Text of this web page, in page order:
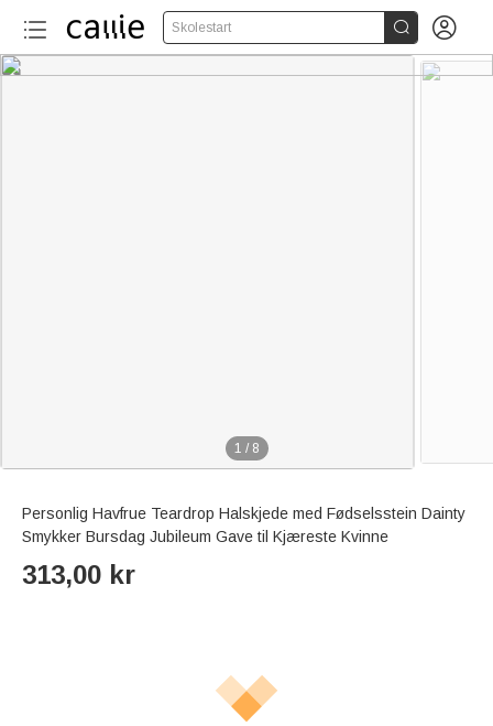
Skolestart  
1 / 8
Personlig Havfrue Teardrop Halskjede med Fødselsstein Dainty
Smykker Bursdag Jubileum Gave til Kjæreste Kvinne
313,00 kr